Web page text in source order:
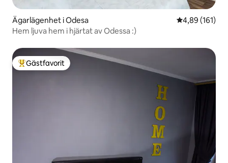
Ägarlägenhet i Odesa 4,89 av 5 i
4,89 (161)
Hem ljuva hem i hjärtat av Odessa :)
Populär gästfavorit
Gästfavorit